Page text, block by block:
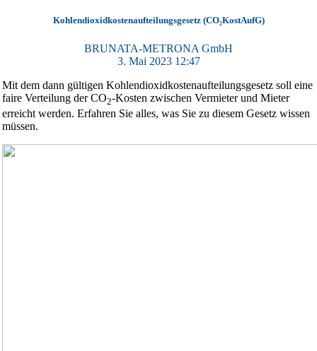
Kohlendioxid­kosten­aufteilungs­gesetz (CO₂KostAufG)
BRUNATA-METRONA GmbH
3. Mai 2023 12:47
Mit dem dann gültigen Kohlendioxid­kosten­aufteilungs­gesetz soll eine
faire Verteilung der CO2-Kosten zwischen Vermieter und Mieter
erreicht werden. Erfahren Sie alles, was Sie zu diesem Gesetz wissen
müssen.